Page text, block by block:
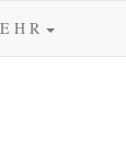
H R